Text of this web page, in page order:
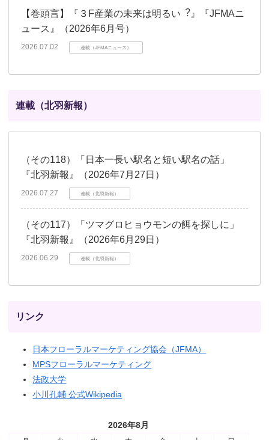
【巻頭言】『３F産業の未来は明るい︖』『JFMAニ
ュース』（2026年6月号）
2026.07.02 連載（JFMAニュース）
連載（北羽新報）
（その118）「日本一長い駅名と短い駅名の話」
『北羽新報』（2026年7月27日）
2026.07.27 連載（北羽新報）
（その117）「ツマグロヒョウモンの餌を探しに」
『北羽新報』（2026年6月29日）
2026.06.29 連載（北羽新報）
リンク
日本フローラルマーケティング協会（JFMA）
MPSフローラルマーケティング
法政大学
小川孔輔 公式Wikipedia
2026年8月